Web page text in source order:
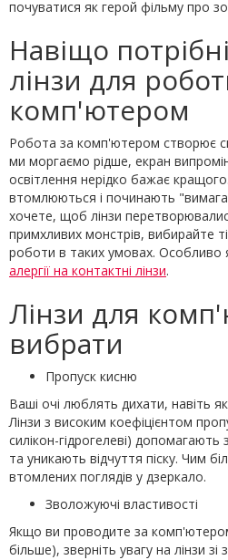
почуватися як герой фільму про
Навіщо
лінзи для
комп'ютером
Робота за комп'ютером створює
ми моргаємо рідше, екран
освітлення нерідко бажає
втомлюються і починають
хочете, щоб лінзи
примхливих монстрів, вибирайте
роботи в таких умовах. Особливо
алергії на контактні лінзи.
Лінзи для
вибрати
Пропуск кисню
Ваші очі люблять дихати, навіть
Лінзи з високим коефіцієнтом
силікон-гідрогелеві)
та уникають відчуття піску. Чим
втомлених поглядів у дзеркало.
Зволожуючі властивості
Якщо ви проводите за
більше), зверніть увагу на лінзи